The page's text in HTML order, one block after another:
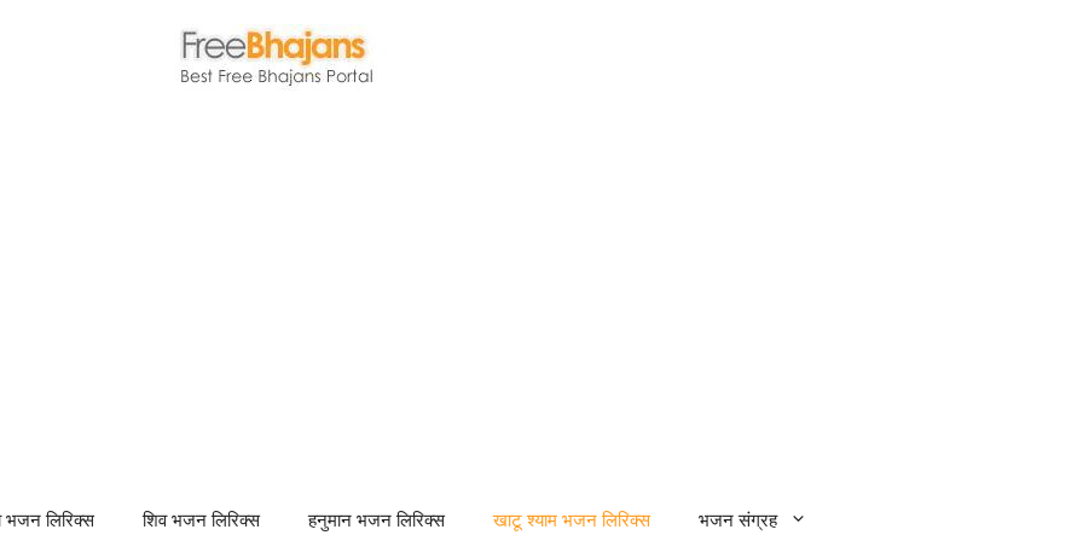
भजन लिरिक्स शिव भजन लिरिक्स हनुमान भजन लिरिक्स खाटू श्याम भजन लिरिक्स भजन संग्रह